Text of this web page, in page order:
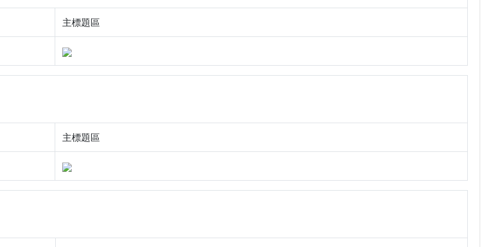
主標題區
主標題區